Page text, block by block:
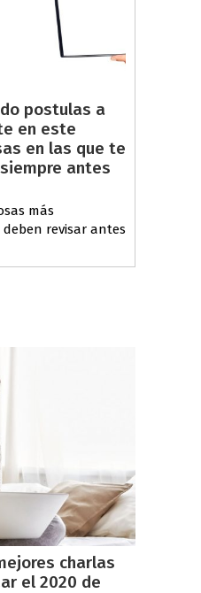
postulas a
en este
en las que te
antes
más
revisar antes
charlas
el 2020 de